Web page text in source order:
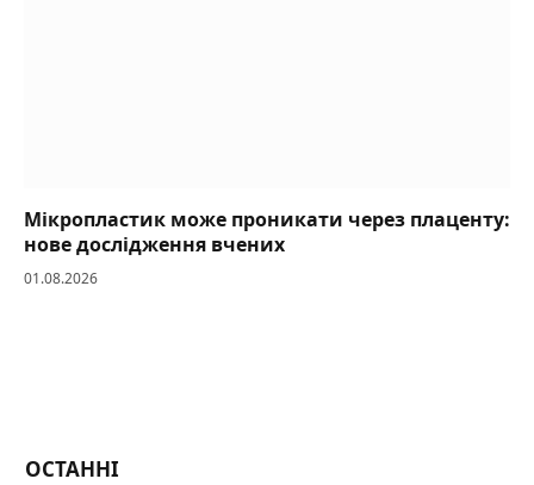
Мікропластик може проникати через плаценту:
нове дослідження вчених
01.08.2026
ОСТАННІ